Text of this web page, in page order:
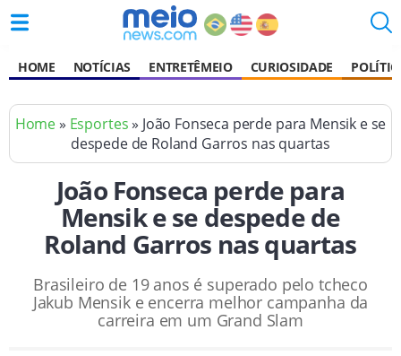
HOME NOTÍCIAS ENTRETÊMEIO CURIOSIDADE
Home» Esportes» João Fonseca perde para Mensik e se
despede de Roland Garros nas quartas
João Fonseca perde para
Mensik e se despede de
Roland Garros nas quartas
Brasileiro de 19 anos é superado pelo tcheco
Jakub Mensik e encerra melhor campanha da
carreira em um Grand Slam